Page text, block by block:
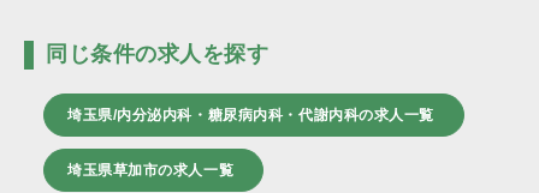
同じ条件の求人を探す
埼玉県/内分泌内科・糖尿病内科・代謝内科の求人一覧
埼玉県草加市の求人一覧